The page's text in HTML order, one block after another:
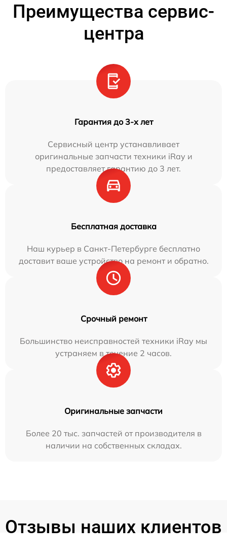
Преимущества сервис-
центра
Гарантия до 3-х лет
Сервисный центр устанавливает
оригинальные запчасти техники iRay и
предоставляет гарантию до 3 лет.
Бесплатная доставка
Наш курьер в Санкт-Петербурге бесплатно
доставит ваше устройство на ремонт и обратно.
Срочный ремонт
Большинство неисправностей техники iRay мы
устраняем в течение 2 часов.
Оригинальные запчасти
Более 20 тыс. запчастей от производителя в
наличии на собственных складах.
Отзывы наших клиентов